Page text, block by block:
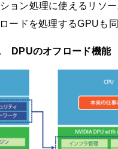
ョン処理に使えるリソ
ードを処理するGPUも同
DPUのオフロード機能